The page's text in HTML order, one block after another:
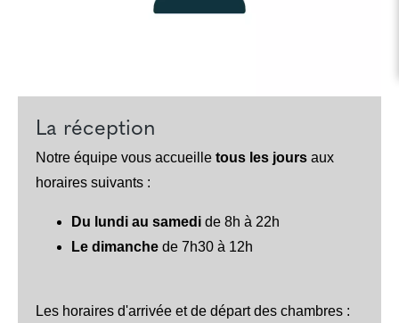
La réception
Notre équipe vous accueille tous les jours aux
horaires suivants :
Du lundi au samedi de 8h à 22h
Le dimanche de 7h30 à 12h
Les horaires d'arrivée et de départ des chambres :